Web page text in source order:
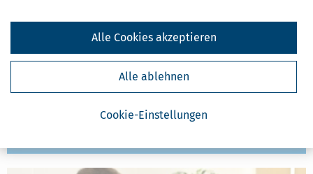
Cookie-Einstellungen
Alle ablehnen
Alle Cookies akzeptieren
Anerkennung einer doppelten Haushaltsführung ist, dass Sie
Hausstand an Ihrem Lebensmittelpunkt unterhalten – die